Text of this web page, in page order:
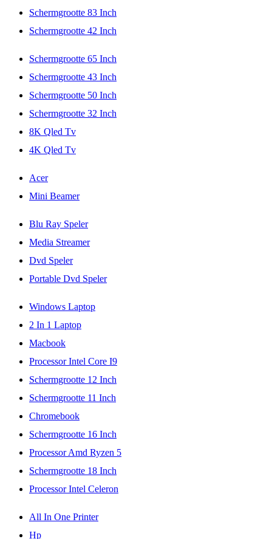
Schermgrootte 83 Inch
Schermgrootte 42 Inch
Schermgrootte 65 Inch
Schermgrootte 43 Inch
Schermgrootte 50 Inch
Schermgrootte 32 Inch
8K Qled Tv
4K Qled Tv
Acer
Mini Beamer
Blu Ray Speler
Media Streamer
Dvd Speler
Portable Dvd Speler
Windows Laptop
2 In 1 Laptop
Macbook
Processor Intel Core I9
Schermgrootte 12 Inch
Schermgrootte 11 Inch
Chromebook
Schermgrootte 16 Inch
Processor Amd Ryzen 5
Schermgrootte 18 Inch
Processor Intel Celeron
All In One Printer
Hp